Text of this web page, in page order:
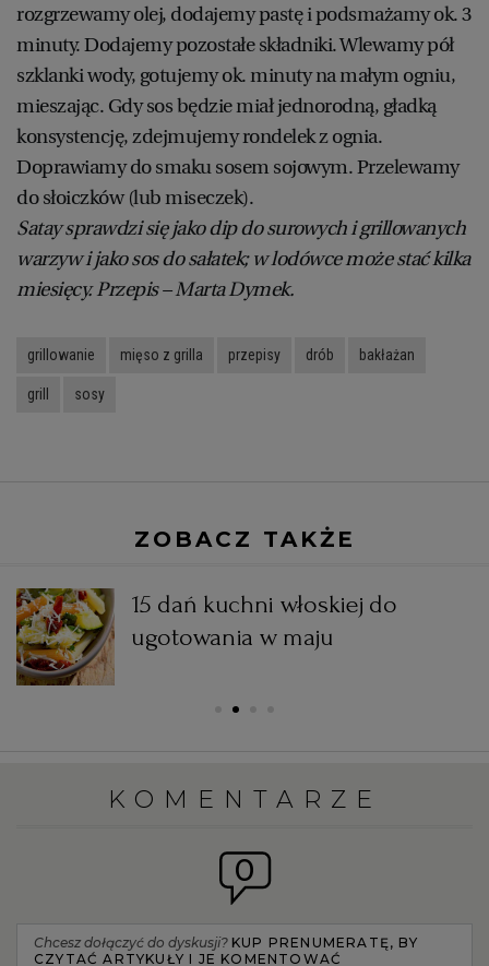
rozgrzewamy olej, dodajemy pastę i podsmażamy ok. 3
minuty. Dodajemy pozostałe składniki. Wlewamy pół
szklanki wody, gotujemy ok. minuty na małym ogniu,
mieszając. Gdy sos będzie miał jednorodną, gładką
konsystencję, zdejmujemy rondelek z ognia.
Doprawiamy do smaku sosem sojowym. Przelewamy
do słoiczków (lub miseczek).
Satay sprawdzi się jako dip do surowych i grillowanych
warzyw i jako sos do sałatek; w lodówce może stać kilka
miesięcy. Przepis – Marta Dymek.
grillowanie mięso z grilla przepisy drób bakłażan
grill sosy
ZOBACZ TAKŻE
15 dań kuchni włoskiej do
ugotowania w maju
KOMENTARZE
0
Chcesz dołączyć do dyskusji? KUP PRENUMERATĘ, BY
CZYTAĆ ARTYKUŁY I JE KOMENTOWAĆ